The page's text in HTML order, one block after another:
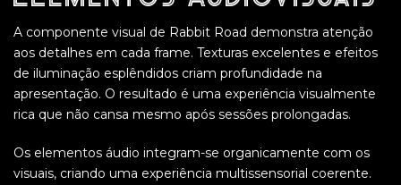
A componente visual de Rabbit Road demonstra atenção
aos detalhes em cada frame. Texturas excelentes e efeitos
de iluminação esplêndidos criam profundidade na
apresentação. O resultado é uma experiência visualmente
rica que não cansa mesmo após sessões prolongadas.
Os elementos áudio integram-se organicamente com os
visuais, criando uma experiência multissensorial coerente.